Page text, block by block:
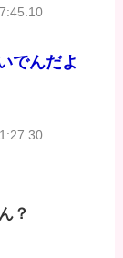
でんだよ
？